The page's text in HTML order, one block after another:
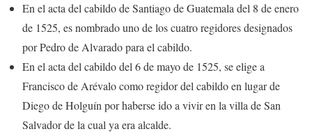
En el acta del cabildo de Santiago de Guatemala del 8 de enero
de 1525, es nombrado uno de los cuatro regidores designados
por Pedro de Alvarado para el cabildo.
En el acta del cabildo del 6 de mayo de 1525, se elige a
Francisco de Arévalo como regidor del cabildo en lugar de
Diego de Holguín por haberse ido a vivir en la villa de San
Salvador de la cual ya era alcalde.